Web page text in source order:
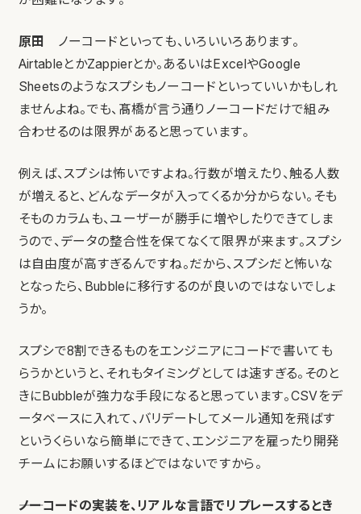
原田
ノーコードといっても、いろいいろあります。
AirtableとかZappierとか。あるいはExcelやGoogle
Sheetsのようなスプシもノーコードといっていいかもしれ
ませんよね。でも、髙橋が言う通りノーコードだけで組み
合わせるのは限界があると思っています。
例えば、スプシは怖いですよね。行数が増えたり、触る人数
が増えると、どんなデータが入ってくるか分からない。そも
そものカラムも、ユーザーが勝手に増やしたりできてしま
うので、データの整合性を保てなくて限界が来ます。スプシ
は自由度が高すぎるんですね。だから、スプシだと怖いな
となったら、Bubbleに移行するのが良いのではないでしょ
うか。
スプシで8割できるものをエンジニアにコードで書いても
らうかというと、それもタイミングとしては速すぎる。そのと
きにBubbleが強力な手段になると思っています。CSVをデ
ータベースに入れて、バリデートしてメール通知を飛ばす
というくらいなら簡単にできて、エンジニアを雇ったり開発
チームにお願いするほどではないですから。
――ノーコードの実装を、リアルな言語でリプレースするとき